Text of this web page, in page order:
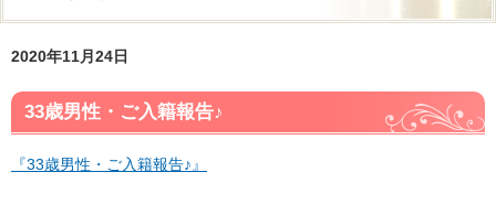
2020年11月24日
33歳男性・ご入籍報告♪
『33歳男性・ご入籍報告♪』